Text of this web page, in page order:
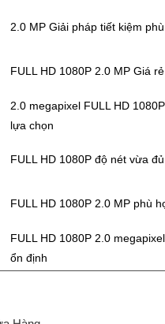
2.0 MP Giải pháp tiết kiệm
FULL HD 1080P 2.0 MP Giá
2.0 megapixel FULL HD
lựa chọn
FULL HD 1080P độ nét vừa
FULL HD 1080P 2.0 MP phù
FULL HD 1080P 2.0
ổn định